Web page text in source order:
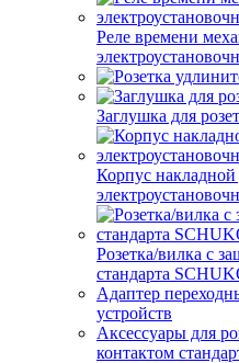
Реле времени
Заглушка для
Корпус
Розетка/вилка с
стандарта
Адаптер
устройств
Аксессуары для
контактом